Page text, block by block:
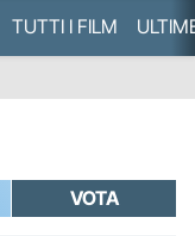
TUTTI I FILM
VOTA